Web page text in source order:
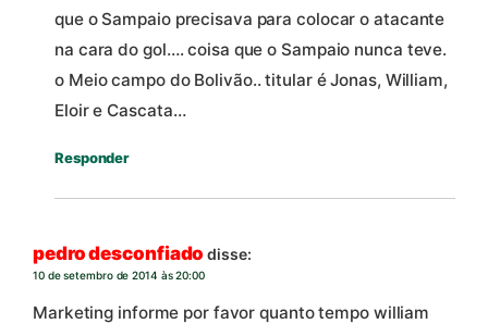
que o Sampaio precisava para colocar o atacante
na cara do gol…. coisa que o Sampaio nunca teve.
o Meio campo do Bolivão.. titular é Jonas, William,
Eloir e Cascata…
Responder
pedro desconfiado disse:
10 de setembro de 2014 às 20:00
Marketing informe por favor quanto tempo william